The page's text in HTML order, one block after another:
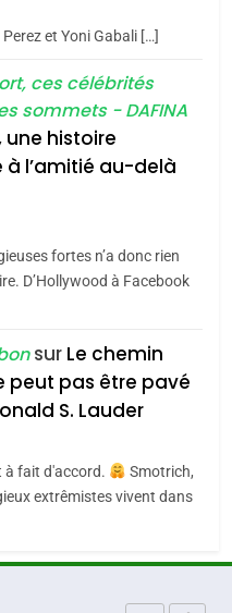
la plus
selon le
d’ADL contre
JE REVENDIQUE
par Thérèse
MANQUE –
Hadida
Les amandes de
le miel de Tadla
et Yoni Gabali […]
ces célébrités
sommets - DAFINA
une histoire
à l’amitié au-delà
fortes n’a donc rien
D’Hollywood à Facebook
sur Le chemin
peut pas être pavé
S. Lauder
à fait d'accord.
Smotrich,
extrêmistes vivent dans
le miel de Tadla
– Vanessa De
je dis
de Boy George
la Nostalgie
d’Isaac: l’alliance
s’étendre à 13 pays